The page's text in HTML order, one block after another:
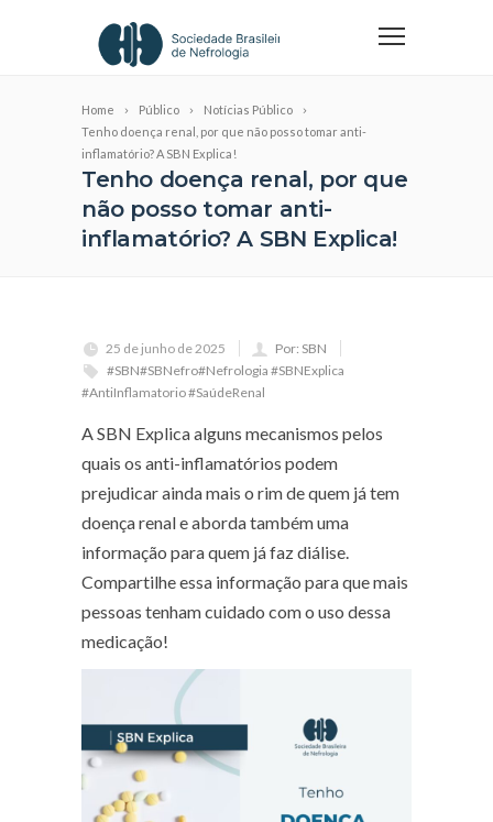
Home Público
Notícias Público
Tenho doença renal, por que não posso tomar anti-
inflamatório? A SBN Explica!
Tenho doença renal, por que
não posso tomar anti-
inflamatório? A SBN Explica!
25 de junho de 2025
Por: SBN
#SBN#SBNefro#Nefrologia #SBNExplica
#AntiInflamatorio #SaúdeRenal
A SBN Explica alguns mecanismos pelos
quais os anti-inflamatórios podem
prejudicar ainda mais o rim de quem já tem
doença renal e aborda também uma
informação para quem já faz diálise.
Compartilhe essa informação para que mais
pessoas tenham cuidado com o uso dessa
medicação!